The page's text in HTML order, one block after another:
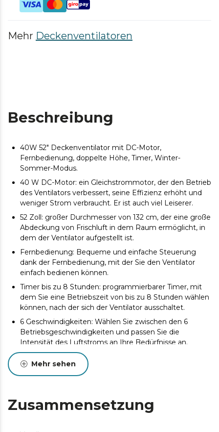
Mehr Deckenventilatoren
Beschreibung
40W 52" Deckenventilator mit DC-Motor,
Fernbedienung, doppelte Höhe, Timer, Winter-
Sommer-Modus.
40 W DC-Motor: ein Gleichstrommotor, der den Betrieb
des Ventilators verbessert, seine Effizienz erhöht und
weniger Strom verbraucht. Er ist auch viel Leiserer.
52 Zoll: großer Durchmesser von 132 cm, der eine große
Abdeckung von Frischluft in dem Raum ermöglicht, in
dem der Ventilator aufgestellt ist.
Fernbedienung: Bequeme und einfache Steuerung
dank der Fernbedienung, mit der Sie den Ventilator
einfach bedienen können.
Timer bis zu 8 Stunden: programmierbarer Timer, mit
dem Sie eine Betriebszeit von bis zu 8 Stunden wählen
können, nach der sich der Ventilator ausschaltet.
6 Geschwindigkeiten: Wählen Sie zwischen den 6
Betriebsgeschwindigkeiten und passen Sie die
Intensität des Luftstroms an Ihre Bedürfnisse an.
3 Flügel: absolut innovativ und aerodynamisch,
entwickelt, um den Luftstrom zu maximieren und
einen konstanten Frischluftstrom zu gewährleisten.
Motorumkehrsystem für Sommer-/Winterbetrieb
ausgestattet. In eine Richtung drehend, können Sie im
Mehr sehen
Zusammensetzung